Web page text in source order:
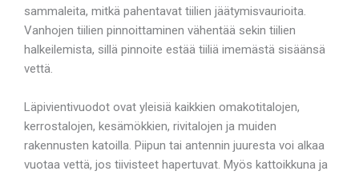
sammaleita, mitkä pahentavat tiilien jäätymisvaurioita.
Vanhojen tiilien pinnoittaminen vähentää sekin tiilien
halkeilemista, sillä pinnoite estää tiiliä imemästä sisäänsä
vettä.
Läpivientivuodot ovat yleisiä kaikkien omakotitalojen,
kerrostalojen, kesämökkien, rivitalojen ja muiden
rakennusten katoilla. Piipun tai antennin juuresta voi alkaa
vuotaa vettä, jos tiivisteet hapertuvat. Myös kattoikkuna ja